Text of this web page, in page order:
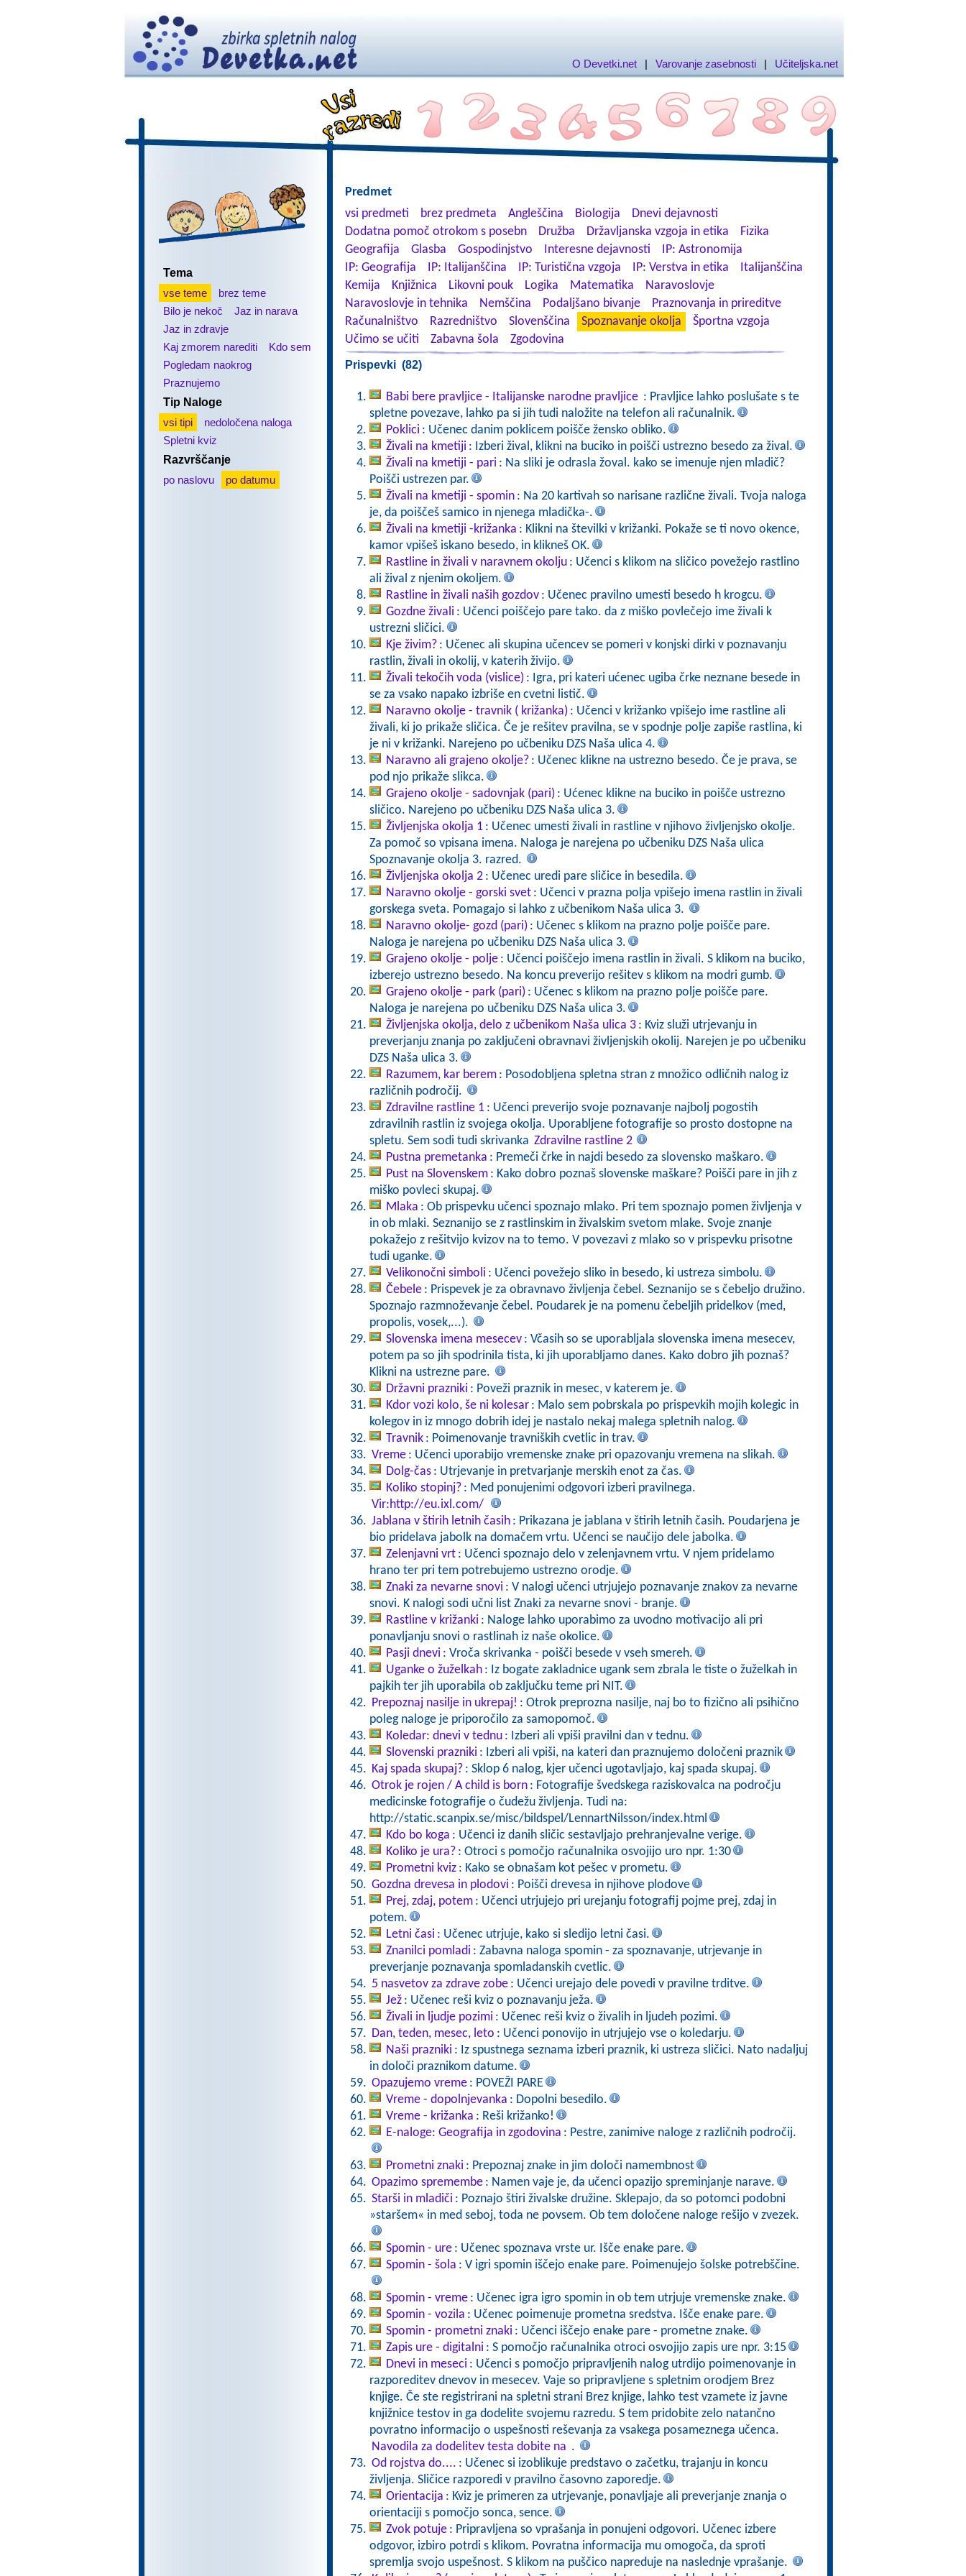
O Devetki.net | Varovanje zasebnosti | Učiteljska.net
Tema
vse teme
brez teme
Bilo je nekoč
Jaz in narava
Jaz in zdravje
Kaj zmorem narediti
Kdo sem
Pogledam naokrog
Praznujemo
Tip Naloge
vsi tipi
nedoločena naloga
Spletni kviz
Razvrščanje
po naslovu
po datumu
Predmet
vsi predmeti
brez predmeta Angleščina Biologija
Dnevi dejavnosti
Dodatna pomoč otrokom s posebn
Družba Državljanska vzgoja in etika
Fizika
Geografija
Glasba Gospodinjstvo Interesne dejavnosti
IP: Astronomija
IP: Geografija
IP: Italijanščina IP: Turistična vzgoja IP: Verstva in etika
Italijanščina
Kemija
Knjižnica Likovni pouk Logika Matematika
Naravoslovje
Naravoslovje in tehnika
Nemščina Podaljšano bivanje
Praznovanja in prireditve
Računalništvo
Razredništvo Slovenščina Spoznavanje okolja
Športna vzgoja
Učimo se učiti
Zabavna šola Zgodovina
Prispevki (82)
Babi bere pravljice - Italijanske narodne pravljice : Pravljice lahko poslušate s te
spletne povezave, lahko pa si jih tudi naložite na telefon ali računalnik.
Poklici : Učenec danim poklicem poišče žensko obliko.
Živali na kmetiji : Izberi žival, klikni na buciko in poišči ustrezno besedo za žival.
Živali na kmetiji - pari : Na sliki je odrasla žoval. kako se imenuje njen mladič?
Poišči ustrezen par.
Živali na kmetiji - spomin : Na 20 kartivah so narisane različne živali. Tvoja naloga
je, da poiščeš samico in njenega mladička-.
Živali na kmetiji -križanka : Klikni na številki v križanki. Pokaže se ti novo okence,
kamor vpišeš iskano besedo, in klikneš OK.
Rastline in živali v naravnem okolju : Učenci s klikom na sličico povežejo rastlino
ali žival z njenim okoljem.
Rastline in živali naših gozdov : Učenec pravilno umesti besedo h krogcu.
Gozdne živali : Učenci poiščejo pare tako. da z miško povlečejo ime živali k
ustrezni sličici.
Kje živim? : Učenec ali skupina učencev se pomeri v konjski dirki v poznavanju
rastlin, živali in okolij, v katerih živijo.
Živali tekočih voda (vislice) : Igra, pri kateri ućenec ugiba črke neznane besede in
se za vsako napako izbriše en cvetni listič.
Naravno okolje - travnik ( križanka) : Učenci v križanko vpišejo ime rastline ali
živali, ki jo prikaže sličica. Če je rešitev pravilna, se v spodnje polje zapiše rastlina, ki
je ni v križanki. Narejeno po učbeniku DZS Naša ulica 4.
Naravno ali grajeno okolje? : Učenec klikne na ustrezno besedo. Če je prava, se
pod njo prikaže slikca.
Grajeno okolje - sadovnjak (pari) : Ućenec klikne na buciko in poišče ustrezno
sličico. Narejeno po učbeniku DZS Naša ulica 3.
Življenjska okolja 1 : Učenec umesti živali in rastline v njihovo življenjsko okolje.
Za pomoč so vpisana imena. Naloga je narejena po učbeniku DZS Naša ulica
Spoznavanje okolja 3. razred.
Življenjska okolja 2 : Učenec uredi pare sličice in besedila.
Naravno okolje - gorski svet : Učenci v prazna polja vpišejo imena rastlin in živali
gorskega sveta. Pomagajo si lahko z učbenikom Naša ulica 3.
Naravno okolje- gozd (pari) : Učenec s klikom na prazno polje poišče pare.
Naloga je narejena po učbeniku DZS Naša ulica 3.
Grajeno okolje - polje : Učenci poiščejo imena rastlin in živali. S klikom na buciko,
izberejo ustrezno besedo. Na koncu preverijo rešitev s klikom na modri gumb.
Grajeno okolje - park (pari) : Učenec s klikom na prazno polje poišče pare.
Naloga je narejena po učbeniku DZS Naša ulica 3.
Življenjska okolja, delo z učbenikom Naša ulica 3 : Kviz služi utrjevanju in
preverjanju znanja po zaključeni obravnavi življenjskih okolij. Narejen je po učbeniku
DZS Naša ulica 3.
Razumem, kar berem : Posodobljena spletna stran z množico odličnih nalog iz
različnih področij.
Zdravilne rastline 1 : Učenci preverijo svoje poznavanje najbolj pogostih
zdravilnih rastlin iz svojega okolja. Uporabljene fotografije so prosto dostopne na
spletu. Sem sodi tudi skrivanka Zdravilne rastline 2
Pustna premetanka : Premeči črke in najdi besedo za slovensko maškaro.
Pust na Slovenskem : Kako dobro poznaš slovenske maškare? Poišči pare in jih z
miško povleci skupaj.
Mlaka : Ob prispevku učenci spoznajo mlako. Pri tem spoznajo pomen življenja v
in ob mlaki. Seznanijo se z rastlinskim in živalskim svetom mlake. Svoje znanje
pokažejo z rešitvijo kvizov na to temo. V povezavi z mlako so v prispevku prisotne
tudi uganke.
Velikonočni simboli : Učenci povežejo sliko in besedo, ki ustreza simbolu.
Čebele : Prispevek je za obravnavo življenja čebel. Seznanijo se s čebeljo družino.
Spoznajo razmnoževanje čebel. Poudarek je na pomenu čebeljih pridelkov (med,
propolis, vosek,...).
Slovenska imena mesecev : Včasih so se uporabljala slovenska imena mesecev,
potem pa so jih spodrinila tista, ki jih uporabljamo danes. Kako dobro jih poznaš?
Klikni na ustrezne pare.
Državni prazniki : Poveži praznik in mesec, v katerem je.
Kdor vozi kolo, še ni kolesar : Malo sem pobrskala po prispevkih mojih kolegic in
kolegov in iz mnogo dobrih idej je nastalo nekaj malega spletnih nalog.
Travnik : Poimenovanje travniških cvetlic in trav.
Vreme : Učenci uporabijo vremenske znake pri opazovanju vremena na slikah.
Dolg-čas : Utrjevanje in pretvarjanje merskih enot za čas.
Koliko stopinj? : Med ponujenimi odgovori izberi pravilnega.
Vir:http://eu.ixl.com/
Jablana v štirih letnih časih : Prikazana je jablana v štirih letnih časih. Poudarjena je
bio pridelava jabolk na domačem vrtu. Učenci se naučijo dele jabolka.
Zelenjavni vrt : Učenci spoznajo delo v zelenjavnem vrtu. V njem pridelamo
hrano ter pri tem potrebujemo ustrezno orodje.
Znaki za nevarne snovi : V nalogi učenci utrjujejo poznavanje znakov za nevarne
snovi. K nalogi sodi učni list Znaki za nevarne snovi - branje.
Rastline v križanki : Naloge lahko uporabimo za uvodno motivacijo ali pri
ponavljanju snovi o rastlinah iz naše okolice.
Pasji dnevi : Vroča skrivanka - poišči besede v vseh smereh.
Uganke o žuželkah : Iz bogate zakladnice ugank sem zbrala le tiste o žuželkah in
pajkih ter jih uporabila ob zaključku teme pri NIT.
Prepoznaj nasilje in ukrepaj! : Otrok preprozna nasilje, naj bo to fizično ali psihično
poleg naloge je priporočilo za samopomoč.
Koledar: dnevi v tednu : Izberi ali vpiši pravilni dan v tednu.
Slovenski prazniki : Izberi ali vpiši, na kateri dan praznujemo določeni praznik
Kaj spada skupaj? : Sklop 6 nalog, kjer učenci ugotavljajo, kaj spada skupaj.
Otrok je rojen / A child is born : Fotografije švedskega raziskovalca na področju
medicinske fotografije o čudežu življenja. Tudi na:
http://static.scanpix.se/misc/bildspel/LennartNilsson/index.html
Kdo bo koga : Učenci iz danih sličic sestavljajo prehranjevalne verige.
Koliko je ura? : Otroci s pomočjo računalnika osvojijo uro npr. 1:30
Prometni kviz : Kako se obnašam kot pešec v prometu.
Gozdna drevesa in plodovi : Poišči drevesa in njihove plodove
Prej, zdaj, potem : Učenci utrjujejo pri urejanju fotografij pojme prej, zdaj in
potem.
Letni časi : Učenec utrjuje, kako si sledijo letni časi.
Znanilci pomladi : Zabavna naloga spomin - za spoznavanje, utrjevanje in
preverjanje poznavanja spomladanskih cvetlic.
5 nasvetov za zdrave zobe : Učenci urejajo dele povedi v pravilne trditve.
Jež : Učenec reši kviz o poznavanju ježa.
Živali in ljudje pozimi : Učenec reši kviz o živalih in ljudeh pozimi.
Dan, teden, mesec, leto : Učenci ponovijo in utrjujejo vse o koledarju.
Naši prazniki : Iz spustnega seznama izberi praznik, ki ustreza sličici. Nato nadaljuj
in določi praznikom datume.
Opazujemo vreme : POVEŽI PARE
Vreme - dopolnjevanka : Dopolni besedilo.
Vreme - križanka : Reši križanko!
E-naloge: Geografija in zgodovina : Pestre, zanimive naloge z različnih področij.
Prometni znaki : Prepoznaj znake in jim določi namembnost
Opazimo spremembe : Namen vaje je, da učenci opazijo spreminjanje narave.
Starši in mladiči : Poznajo štiri živalske družine. Sklepajo, da so potomci podobni
»staršem« in med seboj, toda ne povsem. Ob tem določene naloge rešijo v zvezek.
Spomin - ure : Učenec spoznava vrste ur. Išče enake pare.
Spomin - šola : V igri spomin iščejo enake pare. Poimenujejo šolske potrebščine.
Spomin - vreme : Učenec igra igro spomin in ob tem utrjuje vremenske znake.
Spomin - vozila : Učenec poimenuje prometna sredstva. Išče enake pare.
Spomin - prometni znaki : Učenci iščejo enake pare - prometne znake.
Zapis ure - digitalni : S pomočjo računalnika otroci osvojijo zapis ure npr. 3:15
Dnevi in meseci : Učenci s pomočjo pripravljenih nalog utrdijo poimenovanje in
razporeditev dnevov in mesecev. Vaje so pripravljene s spletnim orodjem Brez
knjige. Če ste registrirani na spletni strani Brez knjige, lahko test vzamete iz javne
knjižnice testov in ga dodelite svojemu razredu. S tem pridobite zelo natančno
povratno informacijo o uspešnosti reševanja za vsakega posameznega učenca.
Navodila za dodelitev testa dobite na .
Od rojstva do.... : Učenec si izoblikuje predstavo o začetku, trajanju in koncu
življenja. Sličice razporedi v pravilno časovno zaporedje.
Orientacija : Kviz je primeren za utrjevanje, ponavljaje ali preverjanje znanja o
orientaciji s pomočjo sonca, sence.
Zvok potuje : Pripravljena so vprašanja in ponujeni odgovori. Učenec izbere
odgovor, izbiro potrdi s klikom. Povratna informacija mu omogoča, da sproti
spremlja svojo uspešnost. S klikom na puščico napreduje na naslednje vprašanje.